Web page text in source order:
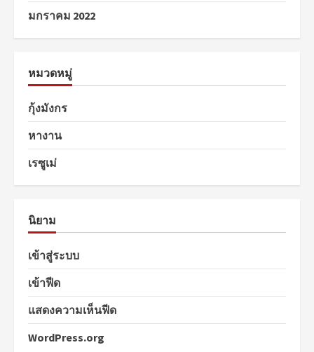
มกราคม 2022
หมวดหมู่
กุ้งมังกร
หางาน
เรซูเม่
นิยาม
เข้าสู่ระบบ
เข้าฟีด
แสดงความเห็นฟีด
WordPress.org